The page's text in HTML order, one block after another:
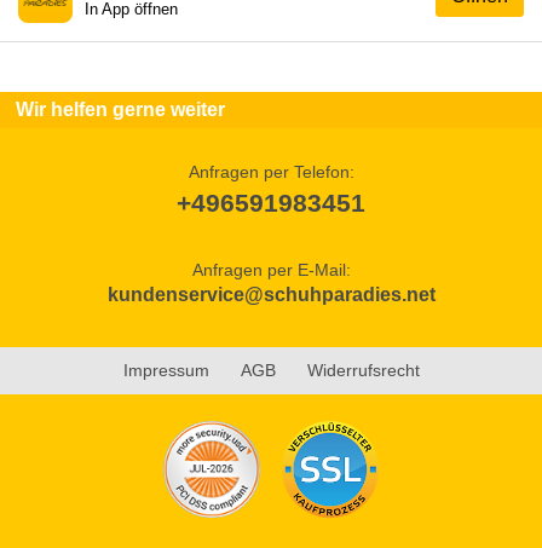
In App öffnen
Wir helfen gerne weiter
Anfragen per Telefon:
+496591983451
Anfragen per E-Mail:
kundenservice@schuhparadies.net
Impressum AGB Widerrufsrecht